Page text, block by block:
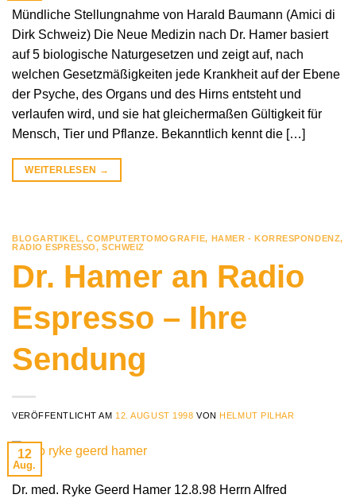
Mündliche Stellungnahme von Harald Baumann (Amici di
Dirk Schweiz) Die Neue Medizin nach Dr. Hamer basiert
auf 5 biologische Naturgesetzen und zeigt auf, nach
welchen Gesetzmäßigkeiten jede Krankheit auf der Ebene
der Psyche, des Organs und des Hirns entsteht und
verlaufen wird, und sie hat gleichermaßen Gültigkeit für
Mensch, Tier und Pflanze. Bekanntlich kennt die […]
WEITERLESEN →
BLOGARTIKEL,COMPUTERTOMOGRAFIE, HAMER - KORRESPONDENZ,
RADIO ESPRESSO, SCHWEIZ
Dr. Hamer an Radio
Espresso – Ihre
Sendung
VERÖFFENTLICHT AM 12. AUGUST 1998 VON HELMUT PILHAR
12
Aug.
Dr. med. Ryke Geerd Hamer 12.8.98 Herrn Alfred